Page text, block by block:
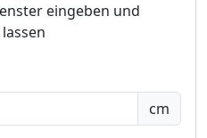
eingeben und
cm